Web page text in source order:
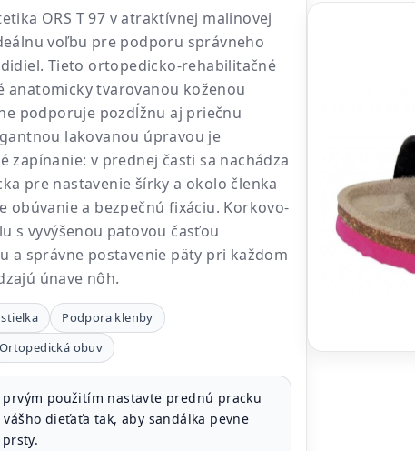
ORS T 97 v atraktívnej malinovej
voľbu pre podporu správneho
Tieto ortopedicko-rehabilitačné
anatomicky tvarovanou koženou
podporuje pozdĺžnu aj priečnu
lakovanou úpravou je
zapínanie: v prednej časti sa nachádza
pre nastavenie šírky a okolo členka
obúvanie a bezpečnú fixáciu. Korkovo-
s vyvýšenou pätovou časťou
a správne postavenie päty pri každom
únave nôh.
Podpora klenby
Ortopedická obuv
prvým použitím nastavte prednú pracku
dieťaťa tak, aby sandálka pevne